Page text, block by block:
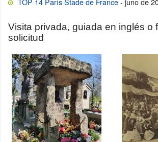
Visita privada, guiada en inglés o
solicitud